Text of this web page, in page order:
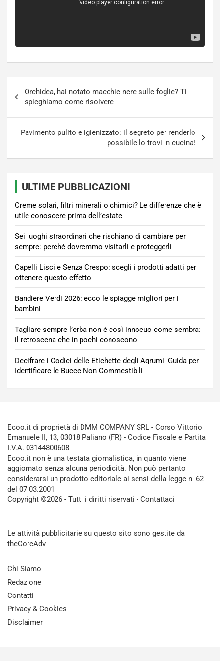
articoli
Orchidea, hai notato macchie nere sulle foglie? Ti
spieghiamo come risolvere
Pavimento pulito e igienizzato: il segreto per renderlo
possibile lo trovi in cucina!
ULTIME PUBBLICAZIONI
Creme solari, filtri minerali o chimici? Le differenze che è
utile conoscere prima dell’estate
Sei luoghi straordinari che rischiano di cambiare per
sempre: perché dovremmo visitarli e proteggerli
Capelli Lisci e Senza Crespo: scegli i prodotti adatti per
ottenere questo effetto
Bandiere Verdi 2026: ecco le spiagge migliori per i
bambini
Tagliare sempre l’erba non è così innocuo come sembra:
il retroscena che in pochi conoscono
Decifrare i Codici delle Etichette degli Agrumi: Guida per
Identificare le Bucce Non Commestibili
Ecoo.it di proprietà di DMM COMPANY SRL - Corso Vittorio
Emanuele II, 13, 03018 Paliano (FR) - Codice Fiscale e Partita
I.V.A. 03144800608
Ecoo.it non è una testata giornalistica, in quanto viene
aggiornato senza alcuna periodicità. Non può pertanto
considerarsi un prodotto editoriale ai sensi della legge n. 62
del 07.03.2001
Copyright ©2026 - Tutti i diritti riservati - Contattaci
Le attività pubblicitarie su questo sito sono gestite da
theCoreAdv
Chi Siamo
Redazione
Contatti
Privacy & Cookies
Disclaimer